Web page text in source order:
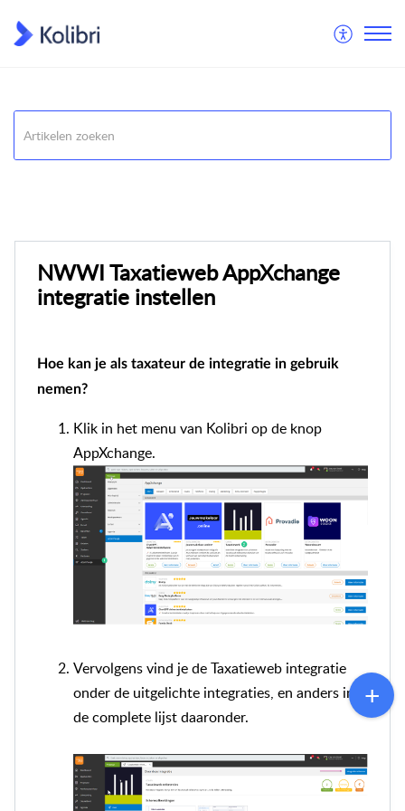
NWWI Taxatieweb AppXchange
integratie instellen
Hoe kan je als taxateur de integratie in gebruik
nemen?
Klik in het menu van Kolibri op de knop
AppXchange.
Vervolgens vind je de Taxatieweb integratie
onder de uitgelichte integraties, en anders in
de complete lijst daaronder.